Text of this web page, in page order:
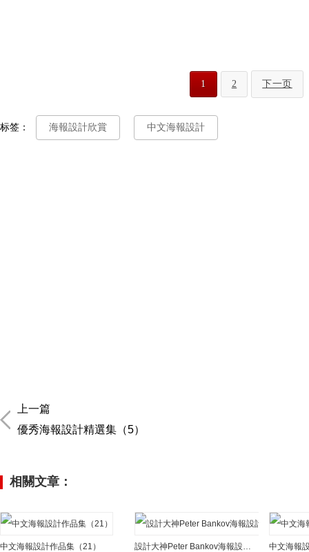
1 2 下一页
标签： 海報設計欣賞 中文海報設計
上一篇
優秀海報設計精選集（5）
相關文章：
中文海報設計作品集（21） 設計大神Peter Bankov海報設計欣賞 中文海報